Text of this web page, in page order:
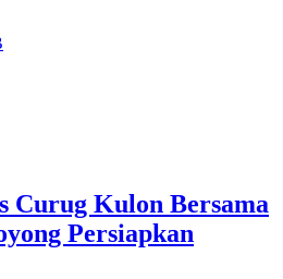
Curug Kulon Bersama
Persiapkan